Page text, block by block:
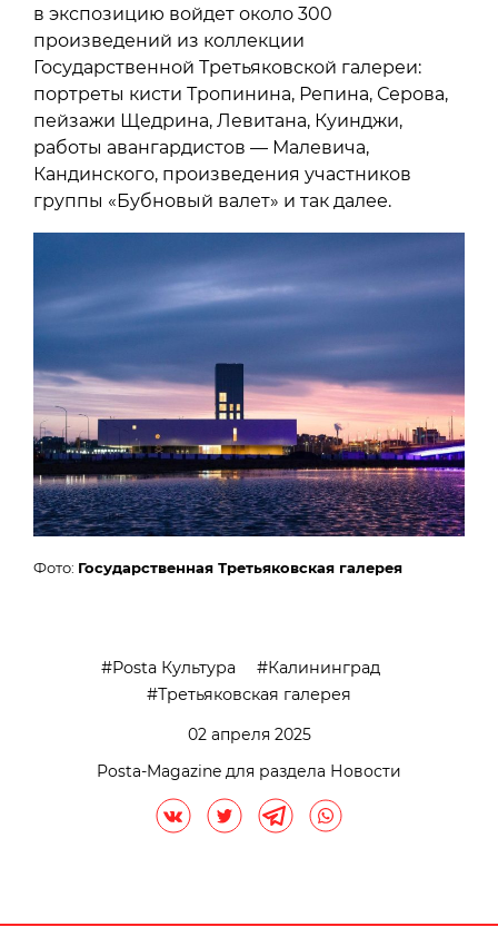
в экспозицию войдет около 300
произведений из коллекции
Государственной Третьяковской галереи:
портреты кисти Тропинина, Репина, Серова,
пейзажи Щедрина, Левитана, Куинджи,
работы авангардистов — Малевича,
Кандинского, произведения участников
группы «Бубновый валет» и так далее.
Фото: Государственная Третьяковская галерея
Posta Культура
Калининград
Третьяковская галерея
02 апреля 2025
Posta-Magazine для раздела Новости